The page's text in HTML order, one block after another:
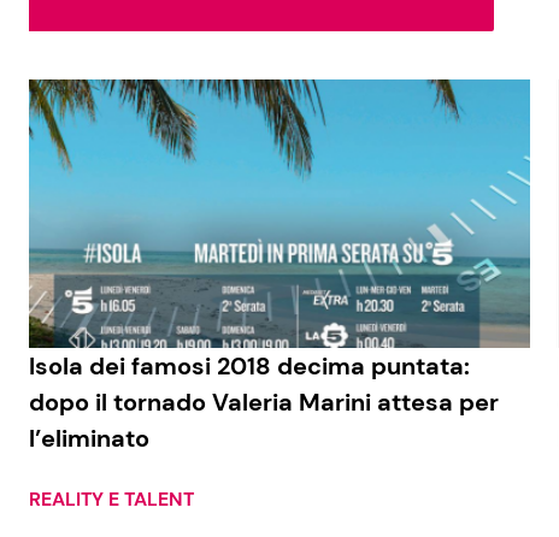
Soap Opera
Social News
Moda e Style
Mondo Mamma
News benessere
Salute
Isola dei famosi 2018 decima puntata:
dopo il tornado Valeria Marini attesa per
l’eliminato
REALITY E TALENT